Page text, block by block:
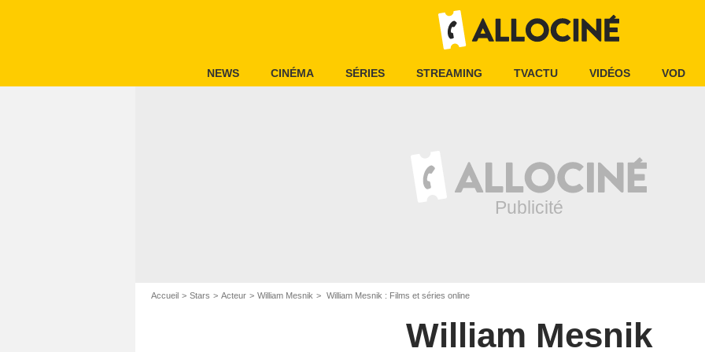
NEWS CINÉMA SÉRIES STREAMING TVACTU VIDÉOS VOD
Accueil Stars Acteur William Mesnik William Mesnik : Films et séries online
William Mesnik